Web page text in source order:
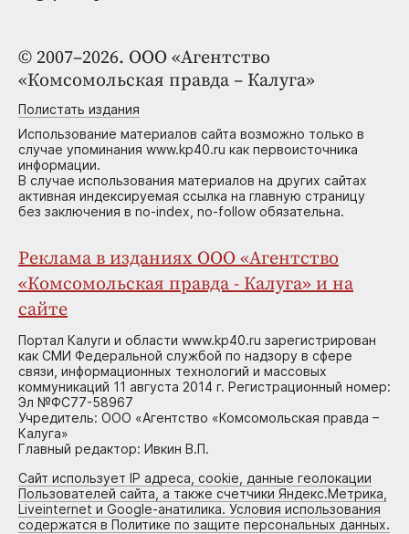
© 2007–2026. ООО «Агентство
«Комсомольская правда – Калуга»
Полистать издания
Использование материалов сайта возможно только в
случае упоминания www.kp40.ru как первоисточника
информации.
В случае использования материалов на других сайтах
активная индексируемая ссылка на главную страницу
без заключения в no-index, no-follow обязательна.
Реклама в изданиях ООО «Агентство
«Комсомольская правда - Калуга» и на
сайте
Портал Калуги и области www.kp40.ru зарегистрирован
как СМИ Федеральной службой по надзору в сфере
связи, информационных технологий и массовых
коммуникаций 11 августа 2014 г. Регистрационный номер:
Эл №ФС77-58967
Учредитель: ООО «Агентство «Комсомольская правда –
Калуга»
Главный редактор: Ивкин В.П.
Сайт использует IP адреса, cookie, данные геолокации
Пользователей сайта, а также счетчики Яндекс.Метрика,
Liveinternet и Google-анатилика. Условия использования
содержатся в Политике по защите персональных данных.